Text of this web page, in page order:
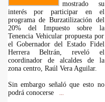
mostrado su
interés por participar en el
programa de Burzatilización del
20% del Impuesto sobre la
Tenencia Vehicular propuesta por
el Gobernador del Estado Fidel
Herrera Beltrán, reveló el
coordinador de alcaldes de la
zona centro, Raúl Vera Aguilar.
Sin embargo señaló que esto no
podrá conocerse